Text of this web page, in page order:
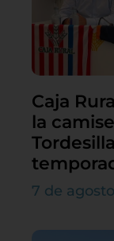
Caja
la
7 de